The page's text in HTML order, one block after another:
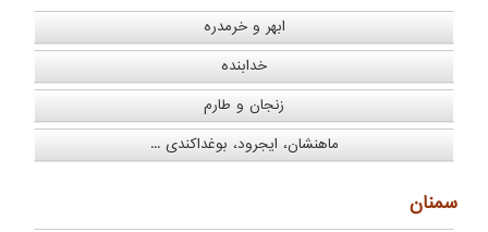
ابهر و خرمدره
خدابنده
زنجان و طارم
ماهنشان، ایجرود، بوغداکندی ...
سمنان